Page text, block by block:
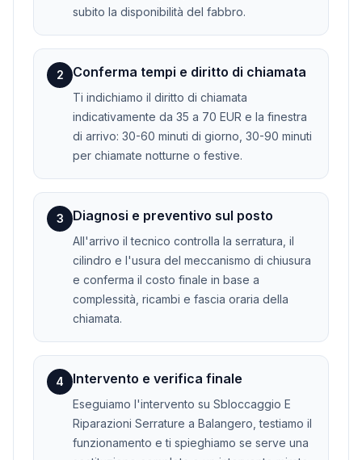
subito la disponibilità del fabbro.
2 Conferma tempi e diritto di chiamata
Ti indichiamo il diritto di chiamata
indicativamente da 35 a 70 EUR e la finestra
di arrivo: 30-60 minuti di giorno, 30-90 minuti
per chiamate notturne o festive.
3 Diagnosi e preventivo sul posto
All'arrivo il tecnico controlla la serratura, il
cilindro e l'usura del meccanismo di chiusura
e conferma il costo finale in base a
complessità, ricambi e fascia oraria della
chiamata.
4 Intervento e verifica finale
Eseguiamo l'intervento su Sbloccaggio E
Riparazioni Serrature a Balangero, testiamo il
funzionamento e ti spieghiamo se serve una